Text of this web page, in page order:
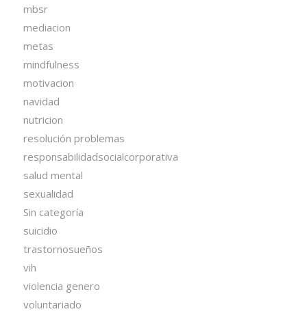
mbsr
mediacion
metas
mindfulness
motivacion
navidad
nutricion
resolución problemas
responsabilidadsocialcorporativa
salud mental
sexualidad
Sin categoría
suicidio
trastornosueños
vih
violencia genero
voluntariado